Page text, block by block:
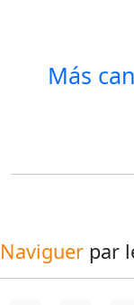
Más
Naviguer par